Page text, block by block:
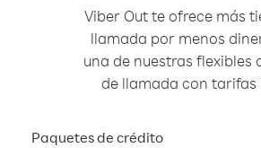
Viber Out te ofrece más
llamada por menos
una de nuestras flexibles
de llamada con tarifas
Paquetes de crédito